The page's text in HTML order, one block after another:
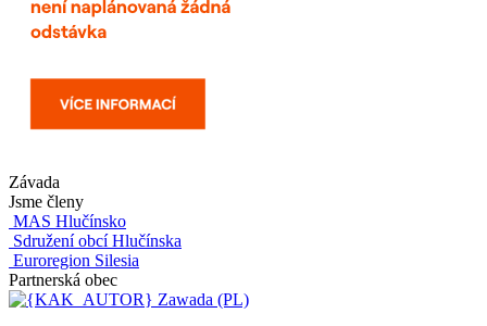
Závada
Jsme členy
MAS Hlučínsko
Sdružení obcí Hlučínska
Euroregion Silesia
Partnerská obec
Zawada (PL)